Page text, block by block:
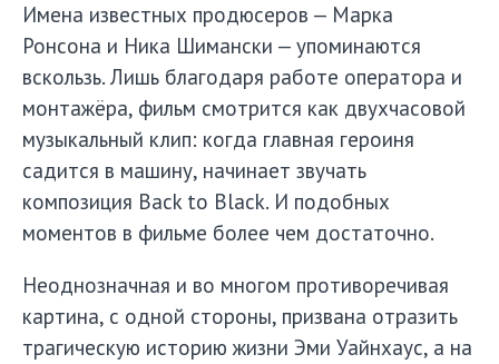
Имена известных продюсеров — Марка
Ронсона и Ника Шимански — упоминаются
вскользь. Лишь благодаря работе оператора и
монтажёра, фильм смотрится как двухчасовой
музыкальный клип: когда главная героиня
садится в машину, начинает звучать
композиция Back to Black. И подобных
моментов в фильме более чем достаточно.
Неоднозначная и во многом противоречивая
картина, с одной стороны, призвана отразить
трагическую историю жизни Эми Уайнхаус, а на